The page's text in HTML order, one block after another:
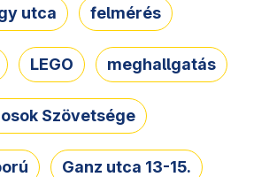
utca felmérés
LEGO meghallgatás
Szövetsége
Ganz utca 13-15.